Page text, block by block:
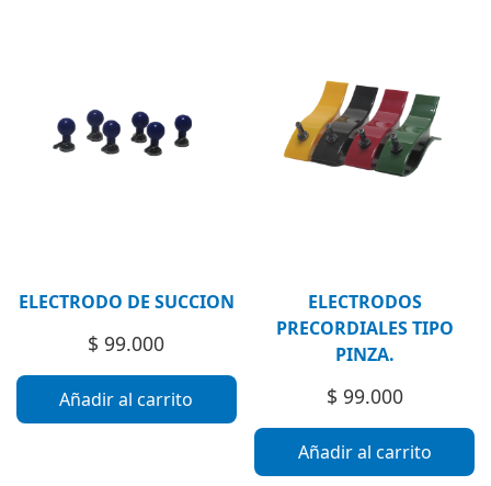
ELECTRODO DE SUCCION
$ 99.000
Añadir al carrito
ELECTRODOS
PRECORDIALES TIPO
PINZA.
$ 99.000
Añadir al carrito